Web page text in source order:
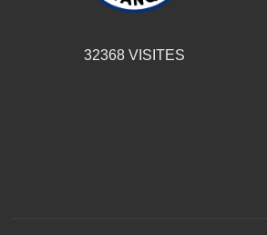
32368VISITES